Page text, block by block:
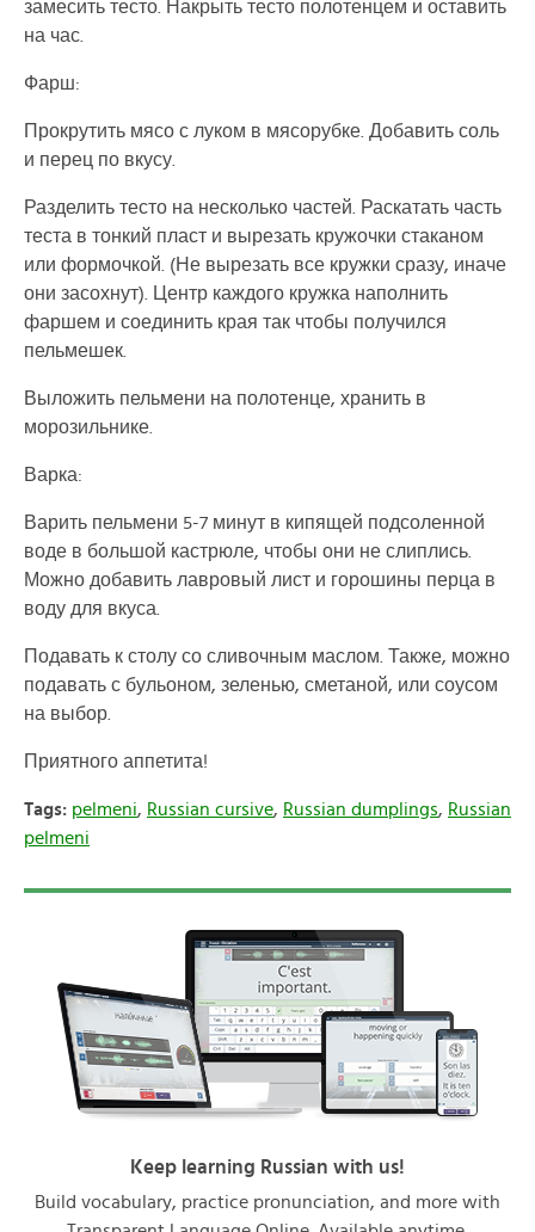
замесить тесто. Накрыть тесто полотенцем и оставить
на час.
Фарш:
Прокрутить мясо с луком в мясорубке. Добавить соль
и перец по вкусу.
Разделить тесто на несколько частей. Раскатать часть
теста в тонкий пласт и вырезать кружочки стаканом
или формочкой. (Не вырезать все кружки сразу, иначе
они засохнут). Центр каждого кружка наполнить
фаршем и соединить края так чтобы получился
пельмешек.
Выложить пельмени на полотенце, хранить в
морозильнике.
Варка:
Варить пельмени 5-7 минут в кипящей подсоленной
воде в большой кастрюле, чтобы они не слиплись.
Можно добавить лавровый лист и горошины перца в
воду для вкуса.
Подавать к столу со сливочным маслом. Также, можно
подавать с бульоном, зеленью, сметаной, или соусом
на выбор.
Приятного аппетита!
Tags: pelmeni, Russian cursive, Russian dumplings, Russian
pelmeni
Keep learning Russian with us!
Build vocabulary, practice pronunciation, and more with